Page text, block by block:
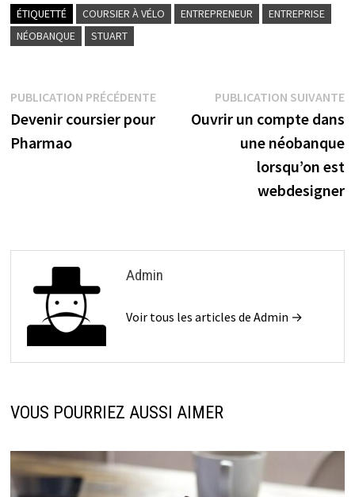
o
o
er l
ge
r
ÉTIQUETTÉ COURSIER À VÉLO ENTREPRENEUR
ENTREPRISE
NÉOBANQUE
STUART
PUBLICATION PRÉCÉDENTE
Devenir coursier pour
Pharmao
PUBLICATION SUIVANTE
Ouvrir un compte dans
une néobanque
lorsqu’on est
webdesigner
Admin
Voir tous les articles de Admin →
VOUS POURRIEZ AUSSI AIMER